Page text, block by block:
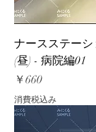
ナースステーシ
(昼) - 病院編01
価格
￥660
消費税込み